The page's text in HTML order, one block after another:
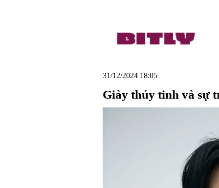
31/12/2024 18:05
Giày thủy tinh và sự